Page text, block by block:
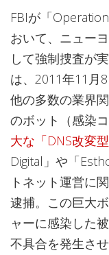
FBIが「
おいて、ニュー
して強制捜査が
は、2011年11月
他の多数の業界
のボット（感染
大な「DNS改変
Digital」や「
トネット運営に
逮捕。この巨大
ャーに感染した
不具合を発生さ